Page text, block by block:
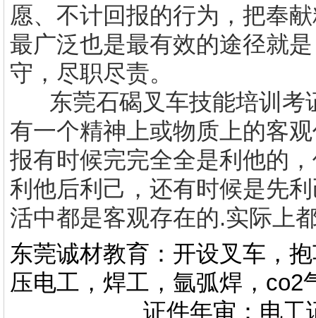
愿、不计回报的行为，把奉
最广泛也是最有效的途径就
守，尽职尽责。
东莞石碣叉车技能培训考
有一个精神上或物质上的客
报有时候完完全全是利他的
利他后利己，还有时候是先
活中都是客观存在的.实际上
东莞诚材教育：开设叉车，
压电工，焊工，氩弧焊，co2
证件年审：电工证，